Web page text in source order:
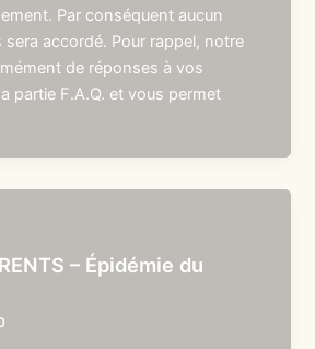
Par conséquent aucun
accordé. Pour rappel, notre
de réponses à vos
partie F.A.Q. et vous permet
– Épidémie du